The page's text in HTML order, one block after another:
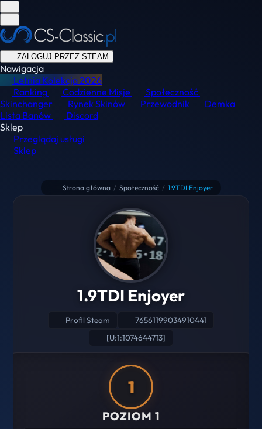
ZALOGUJ PRZEZ STEAM
Nawigacja
Letnia Kolekcja2026
Ranking
Codzienne Misje
Społeczność
Skinchanger
Rynek Skinów Przewodnik
Demka
Lista Banów
Discord
Sklep
Przeglądaj usługi
Sklep
Strona główna / Społeczność / 1.9TDI Enjoyer
1.9TDI Enjoyer
Profil Steam
76561199034910441
[U:1:1074644713]
1
POZIOM 1